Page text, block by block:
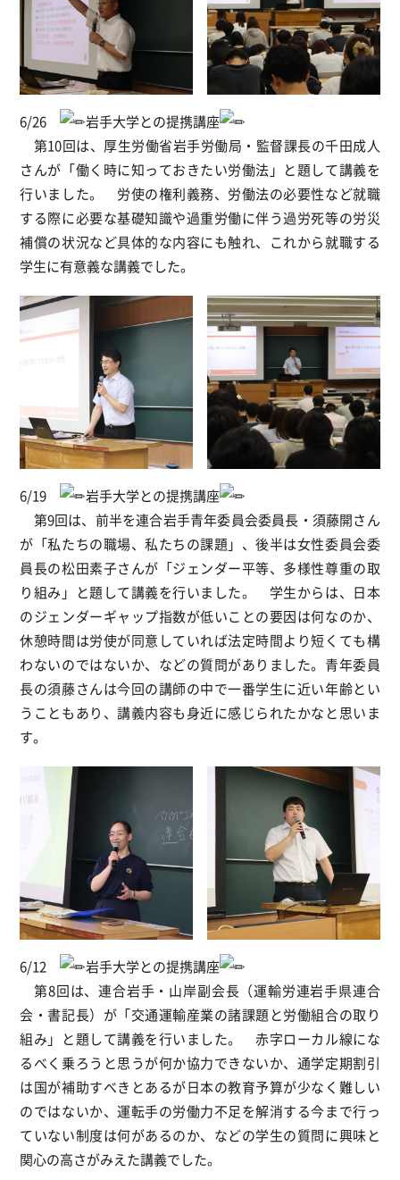
6/26
岩手大学との提携講座
第10回は、厚生労働省岩手労働局・監督課長の千田成人
さんが「働く時に知っておきたい労働法」と題して講義を
行いました。 労使の権利義務、労働法の必要性など就職
する際に必要な基礎知識や過重労働に伴う過労死等の労災
補償の状況など具体的な内容にも触れ、これから就職する
学生に有意義な講義でした。
6/19
岩手大学との提携講座
第9回は、前半を連合岩手青年委員会委員長・須藤開さん
が「私たちの職場、私たちの課題」、後半は女性委員会委
員長の松田素子さんが「ジェンダー平等、多様性尊重の取
り組み」と題して講義を行いました。 学生からは、日本
のジェンダーギャップ指数が低いことの要因は何なのか、
休憩時間は労使が同意していれば法定時間より短くても構
わないのではないか、などの質問がありました。青年委員
長の須藤さんは今回の講師の中で一番学生に近い年齢とい
うこともあり、講義内容も身近に感じられたかなと思いま
す。
6/12
岩手大学との提携講座
第8回は、連合岩手・山岸副会長（運輸労連岩手県連合
会・書記長）が「交通運輸産業の諸課題と労働組合の取り
組み」と題して講義を行いました。 赤字ローカル線にな
るべく乗ろうと思うが何か協力できないか、通学定期割引
は国が補助すべきとあるが日本の教育予算が少なく難しい
のではないか、運転手の労働力不足を解消する今まで行っ
ていない制度は何があるのか、などの学生の質問に興味と
関心の高さがみえた講義でした。